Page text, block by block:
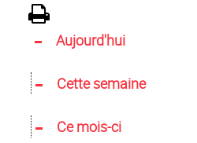
Aujourd'hui
Cette semaine
Ce mois-ci